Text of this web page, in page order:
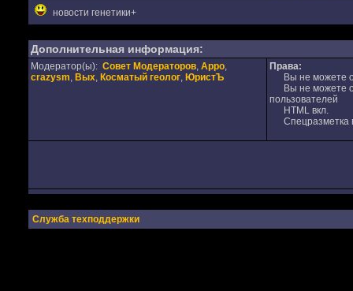
новости генетики+
Дополнительная информация:
Модератор(ы): Совет Модераторов, Appo,
crazysm, Вых, Косматый геолог, ЮристЪ
Права:
Вы не можете
Вы не можете
пользователей
HTML вкл.
Спецразметка
Служба техподдержки